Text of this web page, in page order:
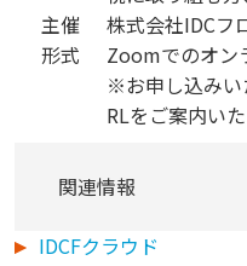
主催
株式会社IDCフ
形式
Zoomでのオン
※お申し込み
RLをご案内い
関連情報
IDCFクラウド